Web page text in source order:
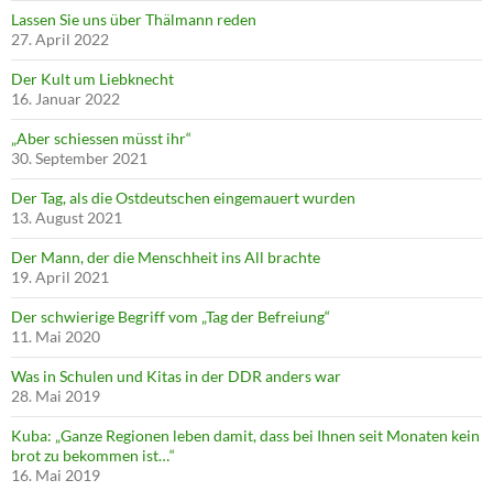
Lassen Sie uns über Thälmann reden
27. April 2022
Der Kult um Liebknecht
16. Januar 2022
„Aber schiessen müsst ihr“
30. September 2021
Der Tag, als die Ostdeutschen eingemauert wurden
13. August 2021
Der Mann, der die Menschheit ins All brachte
19. April 2021
Der schwierige Begriff vom „Tag der Befreiung“
11. Mai 2020
Was in Schulen und Kitas in der DDR anders war
28. Mai 2019
Kuba: „Ganze Regionen leben damit, dass bei Ihnen seit Monaten kein
brot zu bekommen ist…“
16. Mai 2019